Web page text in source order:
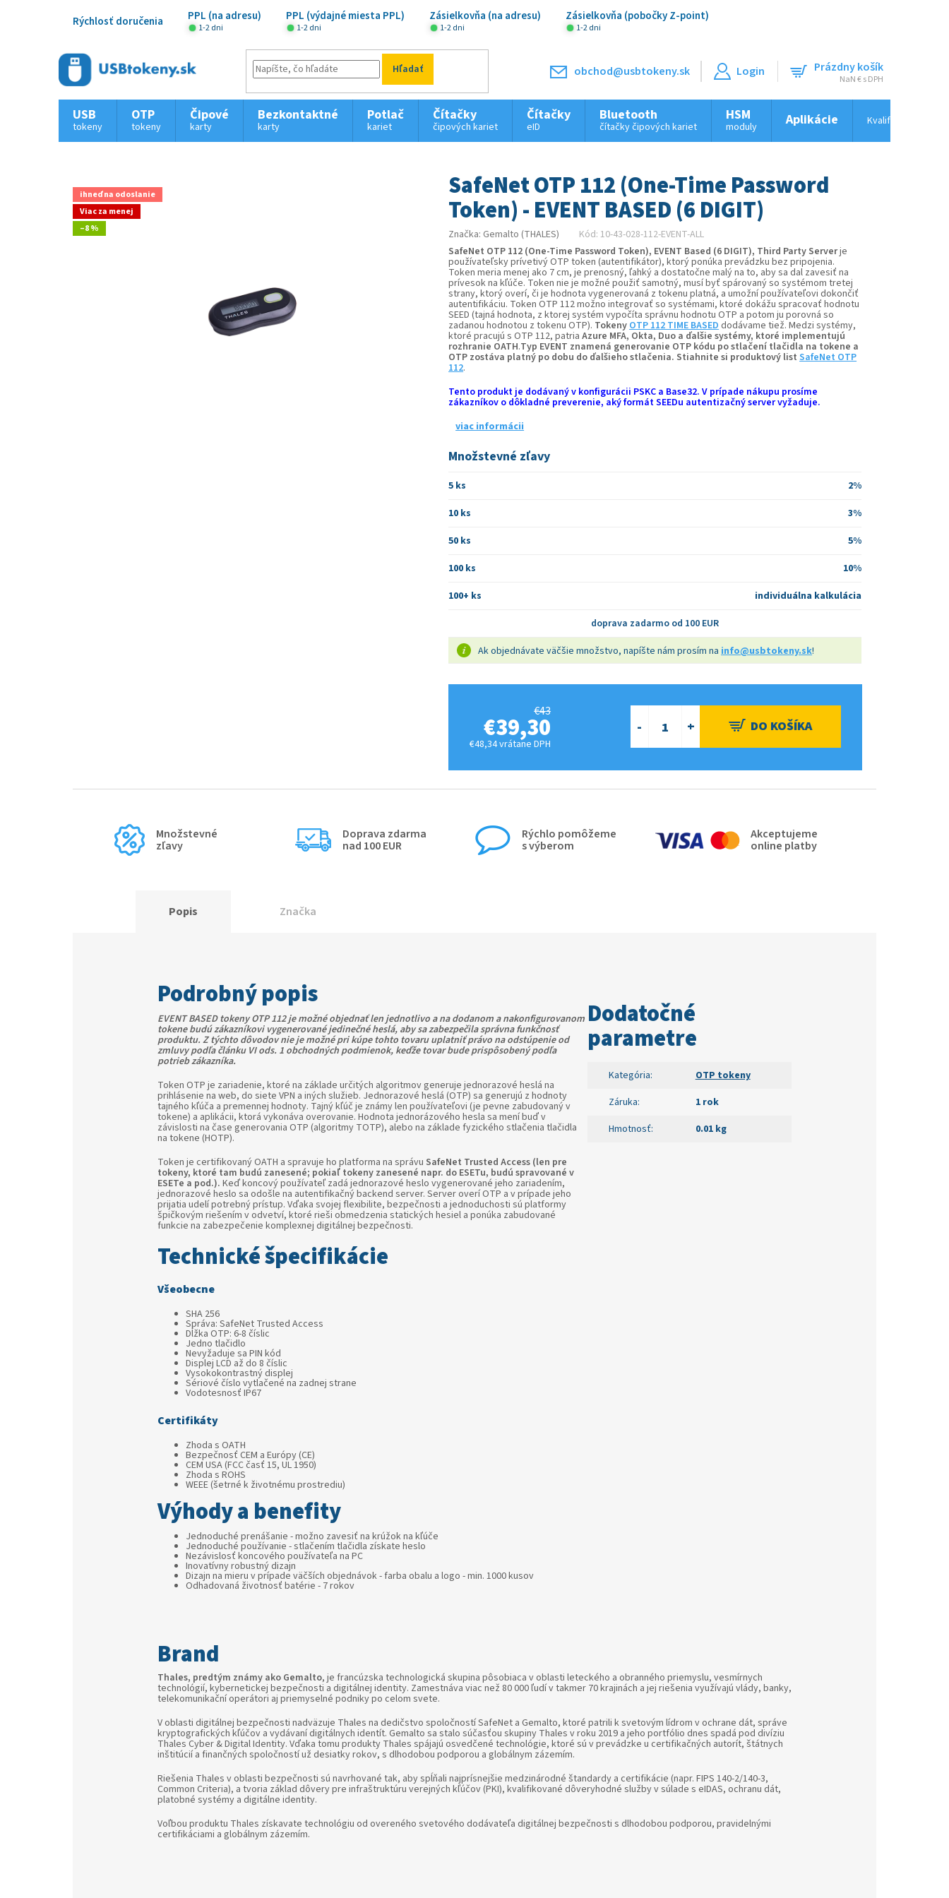
Rýchlosť doručenia PPL (na adresu) PPL (výdajné miesta PPL) Zásielkovňa (na adresu) Zásielkovňa (pobočky Z-point)
1-2 dni 1-2 dni 1-2 dni 1-2 dni
Hľadať obchod@usbtokeny.sk
Nákupný
košík
Prázdny košík
NaN € s DPH
USB
tokeny
OTP
tokeny
Čipové
karty
Bezkontaktné
karty
Potlač
kariet
Čítačky
čipových kariet
Čítačky
eID
Bluetooth
čítačky čipových kariet
HSM
moduly Aplikácie Kvalifikované
ihneď na odoslanie
Viac za menej
–8 %
SafeNet OTP 112 (One-Time Password Token), EVENT Based (6 DIGIT), Third Party Serverje
používateľsky prívetivý OTP token (autentifikátor), ktorý ponúka prevádzku bez pripojenia.
Token meria menej ako 7 cm, je prenosný, ľahký a dostatočne malý na to, aby sa dal zavesiť na
prívesok na kľúče. Token nie je možné použiť samotný, musí byť spárovaný so systémom tretej
strany, ktorý overí, či je hodnota vygenerovaná z tokenu platná, a umožní používateľovi dokončiť
autentifikáciu. Token OTP 112 možno integrovať so systémami, ktoré dokážu spracovať hodnotu
SEED (tajná hodnota, z ktorej systém vypočíta správnu hodnotu OTP a potom ju porovná so
zadanou hodnotou z tokenu OTP). TokenyOTP 112 TIME BASEDdodávame tiež. Medzi systémy,
ktoré pracujú s OTP 112, patriaAzure MFA, Okta, Duo a ďalšie systémy, ktoré implementujú
rozhranie OATH.Typ EVENT znamená generovanie OTP kódu po stlačení tlačidla na tokene a
OTP zostáva platný po dobu do ďalšieho stlačenia. Stiahnite si produktový listSafeNet OTP
112.
Tento produkt je dodávaný v konfigurácii PSKC a Base32. V prípade nákupu prosíme
zákazníkov o dôkladné preverenie, aký formát SEEDu autentizačný server vyžaduje.
viac informácii
Množstevné zľavy
5 ks
2%
10 ks
3%
50 ks
5%
100 ks
10%
100+ ks
individuálna kalkulácia
doprava zadarmo od 100 EUR
Ak objednávate väčšie množstvo, napíšte nám prosím nainfo@usbtokeny.sk!
€43
€39,30
€48,34 vrátane DPH
SafeNet OTP 112 (One-Time Password
Token) - EVENT BASED (6 DIGIT)
Značka: Gemalto (THALES) Kód: 10-43-028-112-EVENT-ALL
Množstevné
zľavy
Doprava zdarma
nad 100 EUR
Rýchlo pomôžeme
s výberom
Akceptujeme
online platby
Popis Značka
Podrobný popis
EVENT BASED tokeny OTP 112 je možné objednať len jednotlivo a na dodanom a nakonfigurovanom
tokene budú zákazníkovi vygenerované jedinečné heslá, aby sa zabezpečila správna funkčnosť
produktu. Z týchto dôvodov nie je možné pri kúpe tohto tovaru uplatniť právo na odstúpenie od
zmluvy podľa článku VI ods. 1 obchodných podmienok, keďže tovar bude prispôsobený podľa
potrieb zákazníka.
Token OTP je zariadenie, ktoré na základe určitých algoritmov generuje jednorazové heslá na
prihlásenie na web, do siete VPN a iných služieb. Jednorazové heslá (OTP) sa generujú z hodnoty
tajného kľúča a premennej hodnoty. Tajný kľúč je známy len používateľovi (je pevne zabudovaný v
tokene) a aplikácii, ktorá vykonáva overovanie. Hodnota jednorázového hesla sa mení buď v
závislosti na čase generovania OTP (algoritmy TOTP), alebo na základe fyzického stlačenia tlačidla
na tokene (HOTP).
Token je certifikovaný OATH a spravuje ho platforma na správu SafeNet Trusted Access (len pre
tokeny, ktoré tam budú zanesené; pokiaľ tokeny zanesené napr. do ESETu, budú spravované v
ESETe a pod.). Keď koncový používateľ zadá jednorazové heslo vygenerované jeho zariadením,
jednorazové heslo sa odošle na autentifikačný backend server. Server overí OTP a v prípade jeho
prijatia udelí potrebný prístup. Vďaka svojej flexibilite, bezpečnosti a jednoduchosti sú platformy
špičkovým riešením v odvetví, ktoré rieši obmedzenia statických hesiel a ponúka zabudované
funkcie na zabezpečenie komplexnej digitálnej bezpečnosti.
Technické špecifikácie
Všeobecne
SHA 256
Správa: SafeNet Trusted Access
Dĺžka OTP: 6-8 číslic
Jedno tlačidlo
Nevyžaduje sa PIN kód
Displej LCD až do 8 číslic
Vysokokontrastný displej
Sériové číslo vytlačené na zadnej strane
Vodotesnosť IP67
Certifikáty
Zhoda s OATH
Bezpečnosť CEM a Európy (CE)
CEM USA (FCC časť 15, UL 1950)
Zhoda s ROHS
WEEE (šetrné k životnému prostrediu)
Výhody a benefity
Jednoduché prenášanie - možno zavesiť na krúžok na kľúče
Jednoduché používanie - stlačením tlačidla získate heslo
Nezávislosť koncového používateľa na PC
Inovatívny robustný dizajn
Dizajn na mieru v prípade väčších objednávok - farba obalu a logo - min. 1000 kusov
Odhadovaná životnosť batérie - 7 rokov
Dodatočné
parametre
Kategória:
OTP tokeny
Záruka:
1 rok
Hmotnosť: 0.01 kg
Thales, predtým známy ako Gemalto, je francúzska technologická skupina pôsobiaca v oblasti leteckého a obranného priemyslu, vesmírnych
technológií, kybernetickej bezpečnosti a digitálnej identity. Zamestnáva viac než 80 000 ľudí v takmer 70 krajinách a jej riešenia využívajú vlády, banky,
telekomunikační operátori aj priemyselné podniky po celom svete.
V oblasti digitálnej bezpečnosti nadväzuje Thales na dedičstvo spoločností SafeNet a Gemalto, ktoré patrili k svetovým lídrom v ochrane dát, správe
kryptografických kľúčov a vydávaní digitálnych identít. Gemalto sa stalo súčasťou skupiny Thales v roku 2019 a jeho portfólio dnes spadá pod divíziu
Thales Cyber & Digital Identity. Vďaka tomu produkty Thales spájajú osvedčené technológie, ktoré sú v prevádzke u certifikačných autorít, štátnych
inštitúcií a finančných spoločností už desiatky rokov, s dlhodobou podporou a globálnym zázemím.
Riešenia Thales v oblasti bezpečnosti sú navrhované tak, aby spĺňali najprísnejšie medzinárodné štandardy a certifikácie (napr. FIPS 140-2/140-3,
Common Criteria), a tvoria základ dôvery pre infraštruktúru verejných kľúčov (PKI), kvalifikované dôveryhodné služby v súlade s eIDAS, ochranu dát,
platobné systémy a digitálne identity.
Voľbou produktu Thales získavate technológiu od overeného svetového dodávateľa digitálnej bezpečnosti s dlhodobou podporou, pravidelnými
certifikáciami a globálnym zázemím.